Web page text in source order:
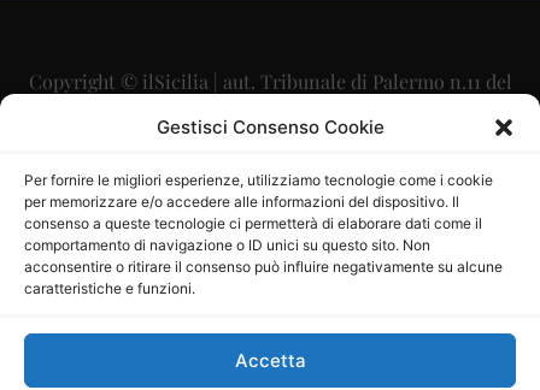
Gestisci Consenso Cookie
Per fornire le migliori esperienze, utilizziamo tecnologie come i cookie
per memorizzare e/o accedere alle informazioni del dispositivo. Il
consenso a queste tecnologie ci permetterà di elaborare dati come il
comportamento di navigazione o ID unici su questo sito. Non
acconsentire o ritirare il consenso può influire negativamente su alcune
caratteristiche e funzioni.
Accetta
Copyright © ilSicilia | aut. Tribunale di Palermo n.11 del
29/09/2015
Direttore Editoriale: Maurizio Scaglione
Direttore Responsabile: Maria Calabrese
P.IVA: 06334930820